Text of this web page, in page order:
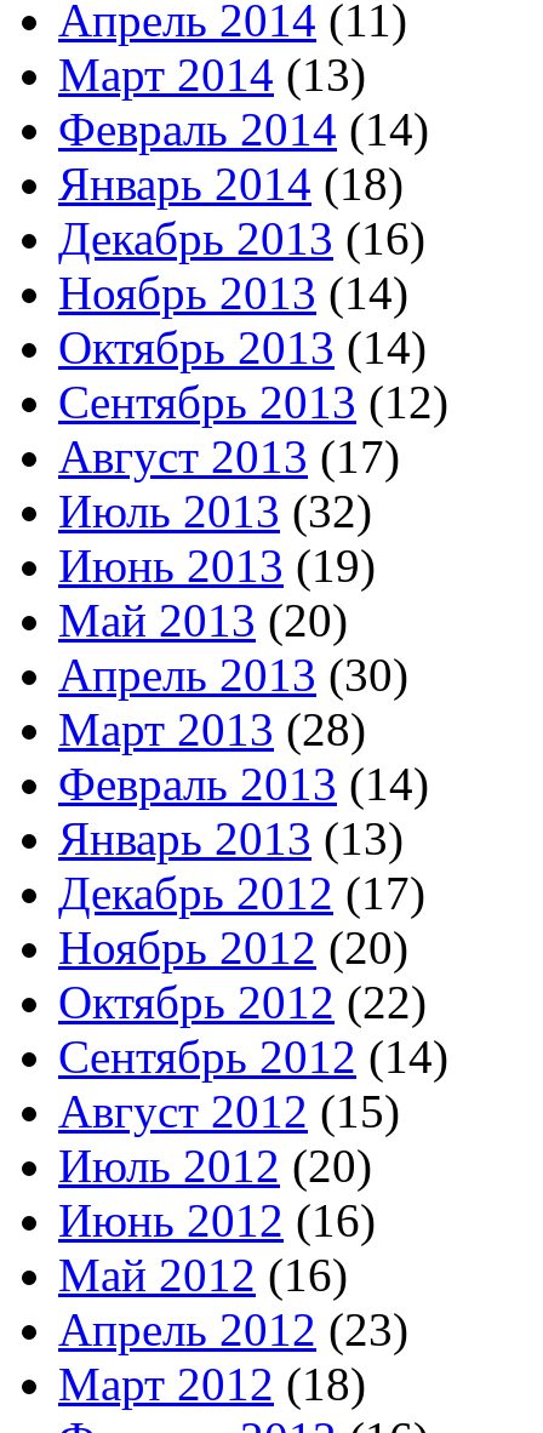
Апрель 2014 (11)
Март 2014 (13)
Февраль 2014 (14)
Январь 2014 (18)
Декабрь 2013 (16)
Ноябрь 2013 (14)
Октябрь 2013 (14)
Сентябрь 2013 (12)
Август 2013 (17)
Июль 2013 (32)
Июнь 2013 (19)
Май 2013 (20)
Апрель 2013 (30)
Март 2013 (28)
Февраль 2013 (14)
Январь 2013 (13)
Декабрь 2012 (17)
Ноябрь 2012 (20)
Октябрь 2012 (22)
Сентябрь 2012 (14)
Август 2012 (15)
Июль 2012 (20)
Июнь 2012 (16)
Май 2012 (16)
Апрель 2012 (23)
Март 2012 (18)